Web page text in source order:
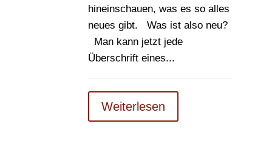
hineinschauen, was es so alles
neues gibt. Was ist also neu?
Man kann jetzt jede
Überschrift eines...
Weiterlesen